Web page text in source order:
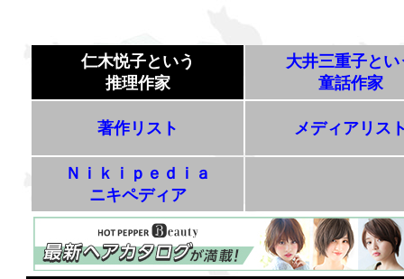
仁木悦子という
推理作家
大井三重子とい
童話作家
著作リスト メディアリス
Ｎｉｋｉｐｅｄｉａ
ニキペディア